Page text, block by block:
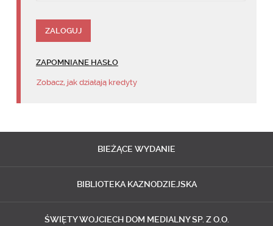
ZAPOMNIANE HASŁO
Zobacz, jak działają kredyty
BIEŻĄCE WYDANIE
BIBLIOTEKA KAZNODZIEJSKA
ŚWIĘTY WOJCIECH DOM MEDIALNY SP. Z O.O.